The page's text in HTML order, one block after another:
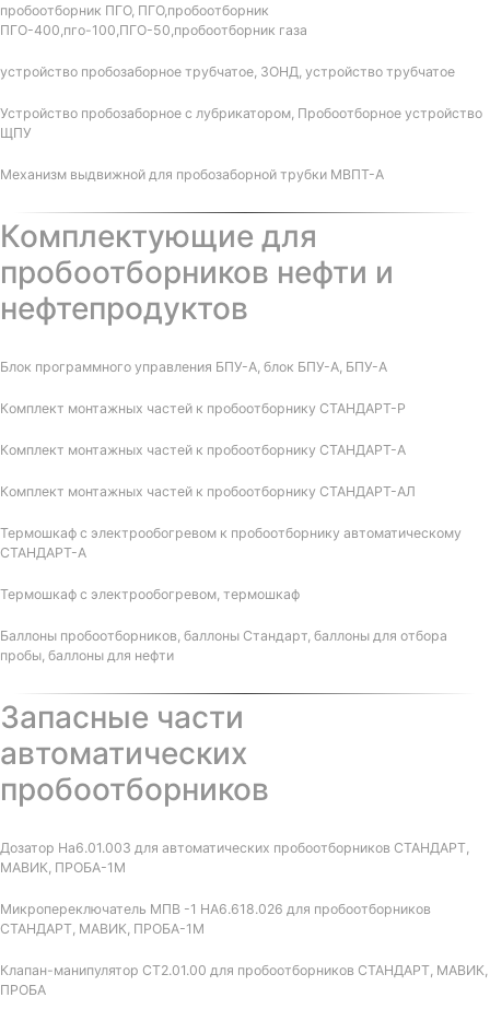
пробоотборник ПГО, ПГО,пробоотборник
ПГО-400,пго-100,ПГО-50,пробоотборник газа
устройство пробозаборное трубчатое, ЗОНД, устройство трубчатое
Устройство пробозаборное с лубрикатором, Пробоотборное устройство
ЩПУ
Механизм выдвижной для пробозаборной трубки МВПТ-А
Комплектующие для
пробоотборников нефти и
нефтепродуктов
Блок программного управления БПУ-А, блок БПУ-А, БПУ-А
Комплект монтажных частей к пробоотборнику СТАНДАРТ-Р
Комплект монтажных частей к пробоотборнику СТАНДАРТ-А
Комплект монтажных частей к пробоотборнику СТАНДАРТ-АЛ
Термошкаф с электрообогревом к пробоотборнику автоматическому
СТАНДАРТ-А
Термошкаф с электрообогревом, термошкаф
Баллоны пробоотборников, баллоны Стандарт, баллоны для отбора
пробы, баллоны для нефти
Запасные части
автоматических
пробоотборников
Дозатор На6.01.003 для автоматических пробоотборников СТАНДАРТ,
МАВИК, ПРОБА-1М
Микропереключатель МПВ -1 НА6.618.026 для пробоотборников
СТАНДАРТ, МАВИК, ПРОБА-1М
Клапан-манипулятор СТ2.01.00 для пробоотборников СТАНДАРТ, МАВИК,
ПРОБА